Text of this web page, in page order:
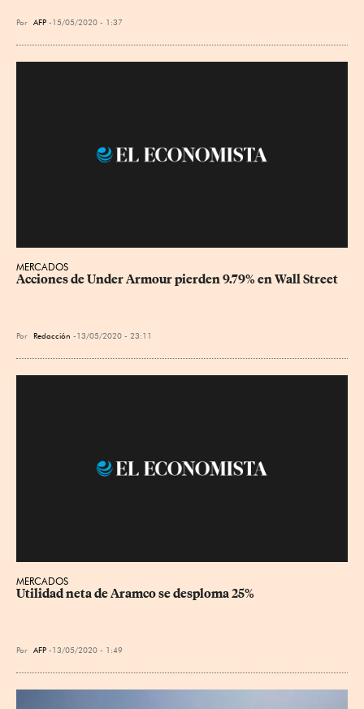
Por AFP 15/05/2020 - 1:37
MERCADOS
Acciones de Under Armour pierden 9.79% en Wall Street
Por Redacción 13/05/2020 - 23:11
MERCADOS
Utilidad neta de Aramco se desploma 25%
Por AFP 13/05/2020 - 1:49